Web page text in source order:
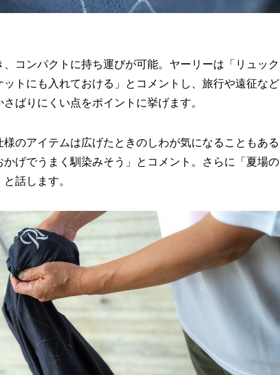
コンパクトに持ち運びが可能。ヤーリーは「リュック
トにも入れておける」とコメントし、旅行や遠征など
ばりにくい点をポイントに挙げます。
のアイテムは広げたときのしわが気になることもある
げでうまく馴染みそう」とコメント。さらに「夏場の
話します。